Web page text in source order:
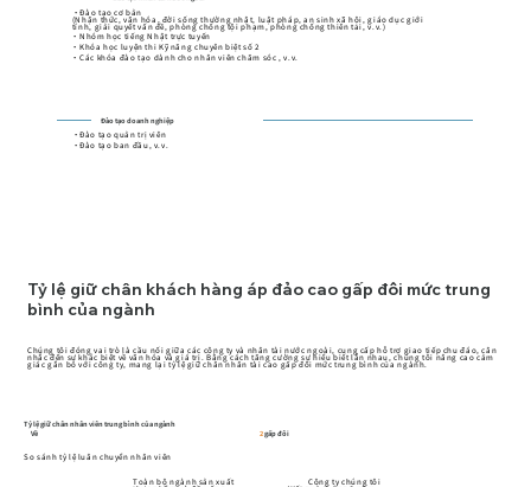
・Đào tạo cơ bản
(Nhận thức, văn hóa, đời sống thường nhật, luật pháp, an sinh xã hội, giáo dục giới
tính, giải quyết vấn đề, phòng chống tội phạm, phòng chống thiên tai, v.v.)
・Nhóm học tiếng Nhật trực tuyến
・Khóa học luyện thi Kỹ năng chuyên biệt số 2
・Các khóa đào tạo dành cho nhân viên chăm sóc, v.v.
Đào tạo doanh nghiệp
・Đào tạo quản trị viên
・Đào tạo ban đầu, v.v.
Tỷ lệ giữ chân khách hàng áp đảo cao gấp đôi mức trung
bình của ngành
Chúng tôi đóng vai trò là cầu nối giữa các công ty và nhân tài nước ngoài, cung cấp hỗ trợ giao tiếp chu đáo, cân
nhắc đến sự khác biệt về văn hóa và giá trị. Bằng cách tăng cường sự hiểu biết lẫn nhau, chúng tôi nâng cao cảm
giác gắn bó với công ty, mang lại tỷ lệ giữ chân nhân tài cao gấp đôi mức trung bình của ngành.
Tỷ lệ giữ chân nhân viên trung bình của ngành
Về
2gấp đôi
So sánh tỷ lệ luân chuyển nhân viên
Toàn bộ ngành sản xuất Công ty chúng tôi